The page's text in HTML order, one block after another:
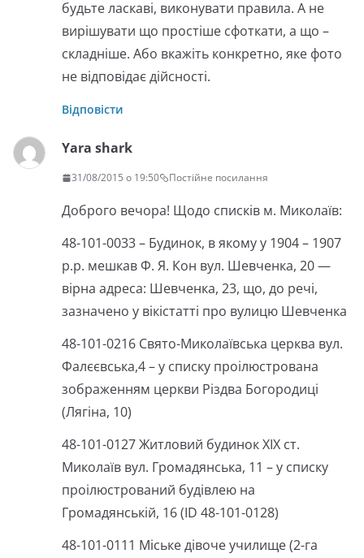
будьте ласкаві, виконувати правила. А не
вирішувати що простіше сфоткати, а що –
складніше. Або вкажіть конкретно, яке фото
не відповідає дійсності.
Відповісти
Yara shark
31/08/2015 о 19:50 Постійне посилання
Доброго вечора! Щодо списків м. Миколаїв:
48-101-0033 – Будинок, в якому у 1904 – 1907
р.р. мешкав Ф. Я. Кон вул. Шевченка, 20 —
вірна адреса: Шевченка, 23, що, до речі,
зазначено у вікістатті про вулицю Шевченка
48-101-0216 Свято-Миколаївська церква вул.
Фалєєвська,4 – у списку проілюстрована
зображенням церкви Різдва Богородиці
(Лягіна, 10)
48-101-0127 Житловий будинок XIX ст.
Миколаїв вул. Громадянська, 11 – у списку
проілюстрований будівлею на
Громадянській, 16 (ID 48-101-0128)
48-101-0111 Міське дівоче училище (2-га